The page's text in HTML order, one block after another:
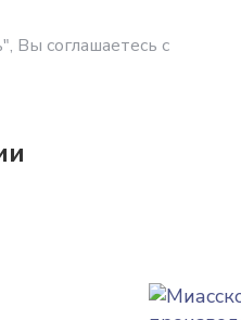
Вы соглашаетесь с